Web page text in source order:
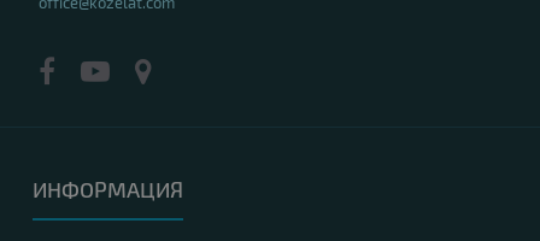
ИНФОРМАЦИЯ